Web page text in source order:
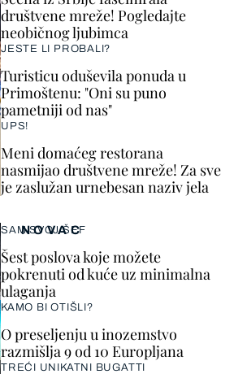
društvene mreže! Pogledajte
neobičnog ljubimca
JESTE LI PROBALI?
Turisticu oduševila ponuda u
Primoštenu: "Oni su puno
pametniji od nas"
UPS!
Meni domaćeg restorana
nasmijao društvene mreže! Za sve
je zaslužan urnebesan naziv jela
NOVAC
SAM SVOJ ŠEF
Šest poslova koje možete
pokrenuti od kuće uz minimalna
ulaganja
KAMO BI OTIŠLI?
O preseljenju u inozemstvo
razmišlja 9 od 10 Europljana
TREĆI UNIKATNI BUGATTI